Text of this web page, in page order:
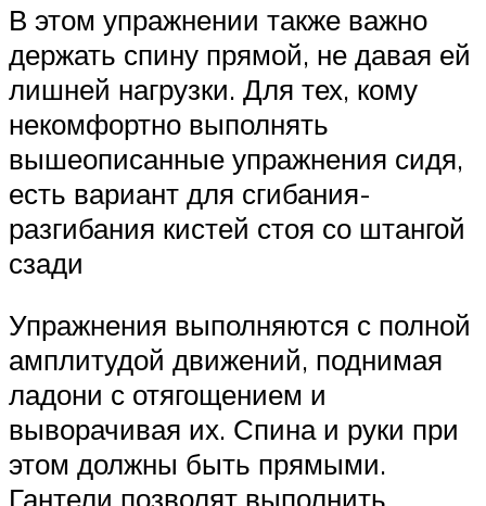
В этом упражнении также важно
держать спину прямой, не давая ей
лишней нагрузки. Для тех, кому
некомфортно выполнять
вышеописанные упражнения сидя,
есть вариант для сгибания-
разгибания кистей стоя со штангой
сзади
Упражнения выполняются с полной
амплитудой движений, поднимая
ладони с отягощением и
выворачивая их. Спина и руки при
этом должны быть прямыми.
Гантели позволят выполнить